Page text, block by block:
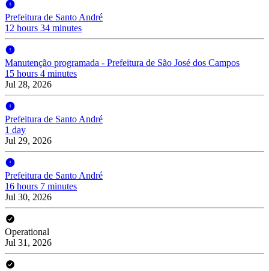
Prefeitura de Santo André
12 hours 34 minutes
Manutenção programada - Prefeitura de São José dos Campos
15 hours 4 minutes
Jul 28, 2026
Prefeitura de Santo André
1 day
Jul 29, 2026
Prefeitura de Santo André
16 hours 7 minutes
Jul 30, 2026
Operational
Jul 31, 2026